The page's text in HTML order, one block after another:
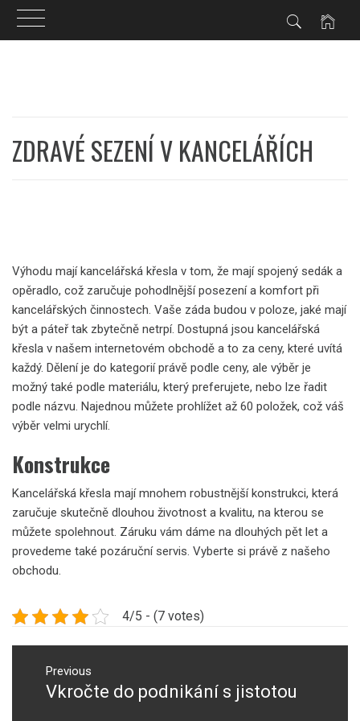
ZDRAVÉ SEZENÍ V KANCELÁŘÍCH
Výhodu mají kancelářská křesla v tom, že mají spojený sedák a
opěradlo, což zaručuje pohodlnější posezení a komfort při
kancelářských činnostech. Vaše záda budou v poloze, jaké mají
být a páteř tak zbytečně netrpí. Dostupná jsou kancelářská
křesla v našem internetovém obchodě a to za ceny, které uvítá
každý. Dělení je do kategorií právě podle ceny, ale výběr je
možný také podle materiálu, který preferujete, nebo lze řadit
podle názvu. Najednou můžete prohlížet až 60 položek, což váš
výběr velmi urychlí.
Konstrukce
Kancelářská křesla mají mnohem robustnější konstrukci, která
zaručuje skutečně dlouhou životnost a kvalitu, na kterou se
můžete spolehnout. Záruku vám dáme na dlouhých pět let a
provedeme také pozáruční servis. Vyberte si právě z našeho
obchodu.
4/5 - (7 votes)
Navigace
příspěvek
Previous
Previous
Vkročte do podnikání s jistotou